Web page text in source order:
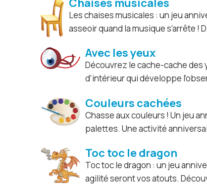
Les chaises musicales : un jeu
asseoir quand la musique s’arrête !
Avec les yeux
Découvrez le cache-cache des
d’intérieur qui développe
Couleurs cachées
Chasse aux couleurs ! Un jeu
palettes. Une activité
Toc toc le dragon
Toc toc le dragon : un jeu
agilité seront vos atouts.